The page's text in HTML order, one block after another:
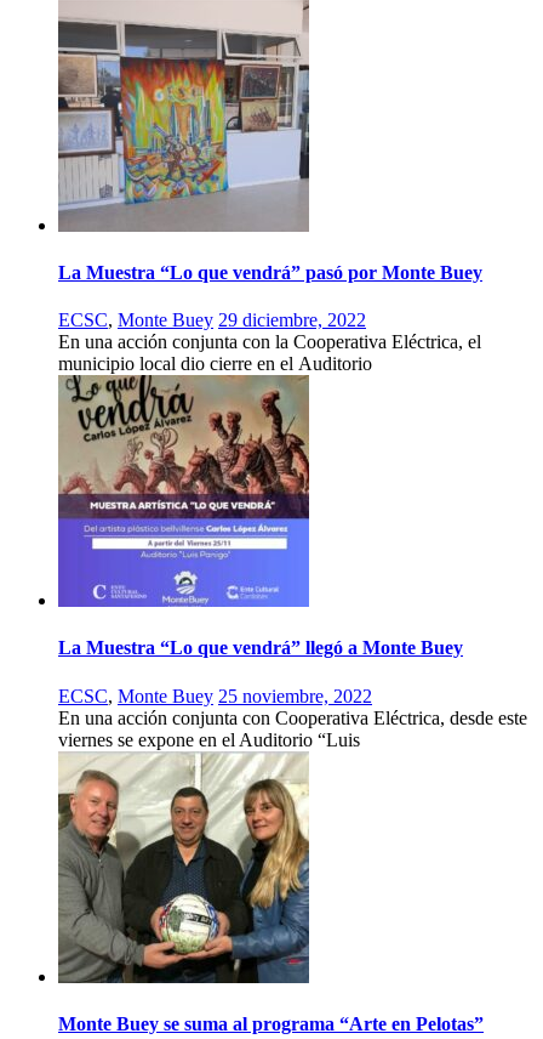
La Muestra “Lo que vendrá” pasó por Monte Buey
ECSC, Monte Buey 29 diciembre, 2022
En una acción conjunta con la Cooperativa Eléctrica, el
municipio local dio cierre en el Auditorio
La Muestra “Lo que vendrá” llegó a Monte Buey
ECSC, Monte Buey 25 noviembre, 2022
En una acción conjunta con Cooperativa Eléctrica, desde este
viernes se expone en el Auditorio “Luis
Monte Buey se suma al programa “Arte en Pelotas”